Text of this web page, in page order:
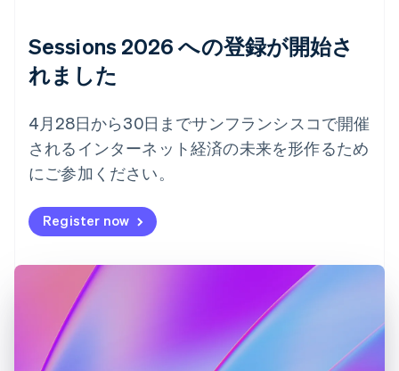
Sessions 2026 への登録が開始さ
れました
4月28日から30日までサンフランシスコで開催
されるインターネット経済の未来を形作るため
にご参加ください。
Register now
オーストリア
DeutschEnglish
オランダ
カナダ
English Français
キプロス
English
ギリシア
English
クロアチア
ジブラルタル
English
シンガポール
English
スイス
Deutsch